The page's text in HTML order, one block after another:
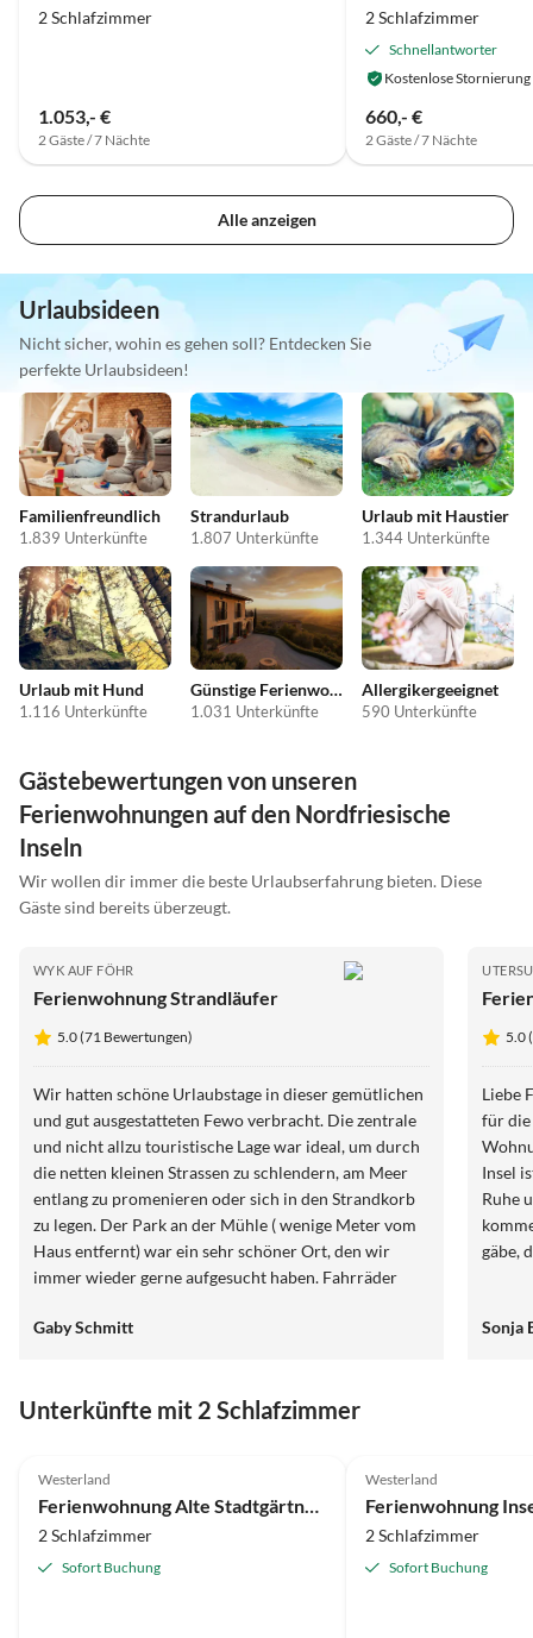
2 Schlafzimmer
1.053,- €
2 Gäste / 7 Nächte
2 Schlafzimmer
Schnellantworter
Kostenlose Stornierung
660,- €
2 Gäste / 7 Nächte
Alle anzeigen
Urlaubsideen
Nicht sicher, wohin es gehen soll? Entdecken Sie
perfekte Urlaubsideen!
Familienfreundlich
1.839 Unterkünfte
Strandurlaub
1.807 Unterkünfte
Urlaub mit Haustier
1.344 Unterkünfte
Urlaub mit Hund
1.116 Unterkünfte
Günstige Ferienwohnungen
1.031 Unterkünfte
Allergikergeeignet
590 Unterkünfte
Gästebewertungen von unseren
Ferienwohnungen auf den Nordfriesische
Inseln
Wir wollen dir immer die beste Urlaubserfahrung bieten. Diese
Gäste sind bereits überzeugt.
WYK AUF FÖHR
Ferienwohnung Strandläufer
5.0 (71 Bewertungen)
Wir hatten schöne Urlaubstage in dieser gemütlichen
und gut ausgestatteten Fewo verbracht. Die zentrale
und nicht allzu touristische Lage war ideal, um durch
die netten kleinen Strassen zu schlendern, am Meer
entlang zu promenieren oder sich in den Strandkorb
zu legen. Der Park an der Mühle ( wenige Meter vom
Haus entfernt) war ein sehr schöner Ort, den wir
immer wieder gerne aufgesucht haben. Fahrräder
und die selbstgemachte Marmelade, die wir als
Gaby Schmitt
5.0
Liebe
für die
Insel
Ruhe
gäbe,
Sonja
Unterkünfte mit 2 Schlafzimmer
Westerland
Ferienwohnung Alte Stadtgärtnerei, Whg. 28
2 Schlafzimmer
Sofort Buchung
Westerland
2 Schlafzimmer
Sofort Buchung